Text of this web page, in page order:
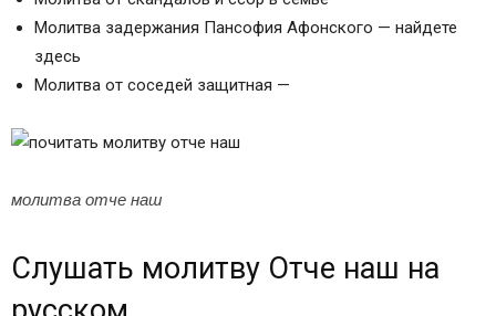
Молитва задержания Пансофия Афонского — найдете
здесь
Молитва от соседей защитная —
молитва отче наш
Слушать молитву Отче наш на